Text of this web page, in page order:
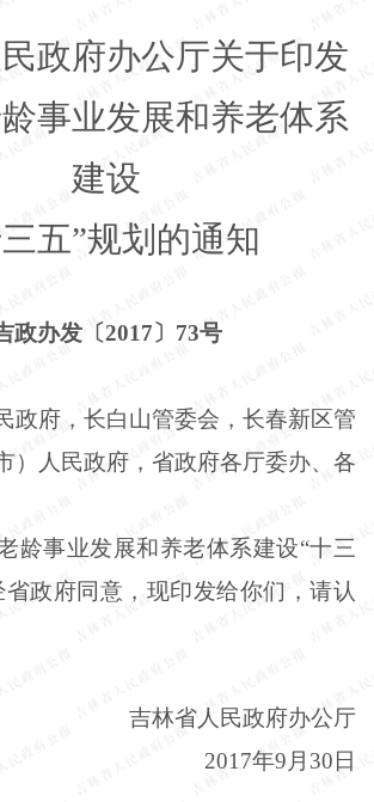
政府办公厅关于印发
事业发展和养老体系
建设
五”规划的通知
政办发〔2017〕73号
政府，长白山管委会，长春新区管
）人民政府，省政府各厅委办、各
龄事业发展和养老体系建设“十三
省政府同意，现印发给你们，请认
吉林省人民政府办公厅
2017年9月30日